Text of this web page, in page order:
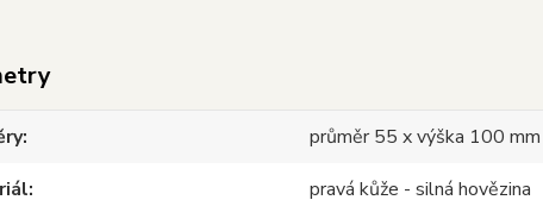
průměr 55 x výška 100 mm
pravá kůže - silná hovězina